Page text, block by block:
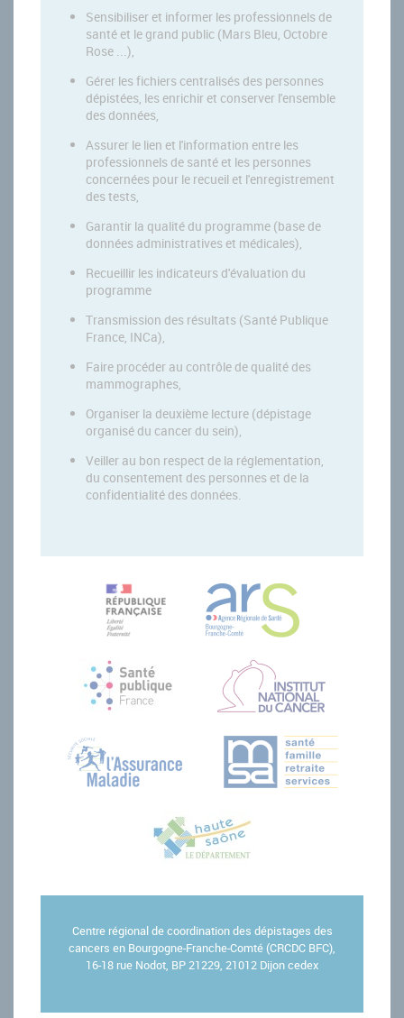
Sensibiliser et informer les professionnels de
santé et le grand public (Mars Bleu, Octobre
Rose ...),
Gérer les fichiers centralisés des personnes
dépistées, les enrichir et conserver l'ensemble
des données,
Assurer le lien et l'information entre les
professionnels de santé et les personnes
concernées pour le recueil et l'enregistrement
des tests,
Garantir la qualité du programme (base de
données administratives et médicales),
Recueillir les indicateurs d'évaluation du
programme
Transmission des résultats (Santé Publique
France, INCa),
Faire procéder au contrôle de qualité des
mammographes,
Organiser la deuxième lecture (dépistage
organisé du cancer du sein),
Veiller au bon respect de la réglementation,
du consentement des personnes et de la
confidentialité des données.
Centre régional de coordination des dépistages des
cancers en Bourgogne-Franche-Comté (CRCDC BFC),
16-18 rue Nodot, BP 21229, 21012 Dijon cedex